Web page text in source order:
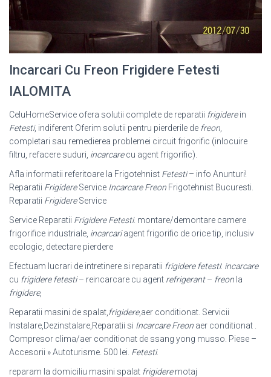
Incarcari Cu Freon Frigidere Fetesti
IALOMITA
CeluHomeService ofera solutii complete de reparatii frigiderein
Fetesti, indiferent Oferim solutii pentru pierderile de freon
completari sau remedierea problemei circuit frigorific (inlocuire
filtru, refacere suduri, incarcarecu agent frigorific).
Afla informatii referitoare la Frigotehnist Fetesti– info Anunturi!
Reparatii FrigidereService Incarcare Freon Frigotehnist Bucuresti.
Reparatii FrigidereService
Service Reparatii Frigidere Fetesti. montare/demontare camere
frigorifice industriale, incarcariagent frigorific de orice tip, inclusiv
ecologic, detectare pierdere
Efectuam lucrari de intretinere si reparatii frigidere fetesti: incarcare
cu frigidere fetesti– reincarcare cu agent refrigerant– freon la
frigidere,
Reparatii masini de spalat, frigidere,aer conditionat. Servicii
Instalare, Dezinstalare,Reparatii si Incarcare Freon aer conditionat .
Compresor clima/aer conditionat de ssang yong musso. Piese –
Accesorii » Autoturisme. 500 lei. Fetesti.
reparam la domiciliu masini spalat frigideremotaj